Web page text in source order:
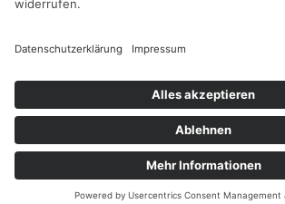
blöcher.marketing
© 2001-2026 Andreas Blöcher.
Alle Rechte vorbehalten.